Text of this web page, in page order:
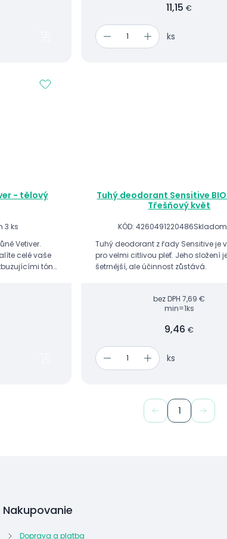
11,15€
ks
- tělový
3 ks
Vetiver.
celé vaše
tóny
Tuhý deodorant Sensitive
Třešňový květ
KÓD: 4260491220486Skladom
Tuhý deodorant z řady Sensitive je
pro velmi citlivou pleť. Jeho složení
šetrnější, ale účinnost zůstává.
bez DPH 7,69 €
min=1ks
9,46€
ks
1
Nakupovanie
Doprava a platba